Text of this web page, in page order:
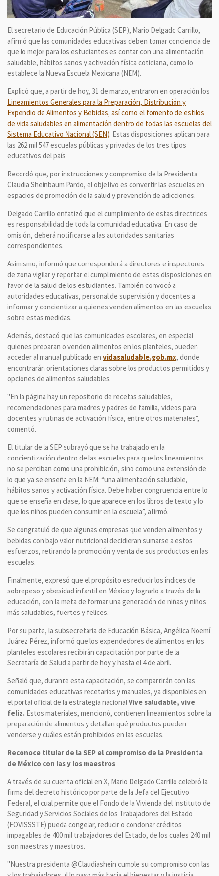
El secretario de Educación Pública (SEP), Mario Delgado Carrillo,
afirmó que las comunidades educativas deben tomar conciencia de
que lo mejor para los estudiantes es contar con una alimentación
saludable, hábitos sanos y activación física cotidiana, como lo
establece la Nueva Escuela Mexicana (NEM).
Explicó que, a partir de hoy, 31 de marzo, entraron en operación los
Lineamientos Generales para la Preparación, Distribución y
Expendio de Alimentos y Bebidas, así como el fomento de estilos
de vida saludables en alimentación dentro de todas las escuelas del
Sistema Educativo Nacional (SEN). Estas disposiciones aplican para
las 262 mil 547 escuelas públicas y privadas de los tres tipos
educativos del país.
Recordó que, por instrucciones y compromiso de la Presidenta
Claudia Sheinbaum Pardo, el objetivo es convertir las escuelas en
espacios de promoción de la salud y prevención de adicciones.
Delgado Carrillo enfatizó que el cumplimiento de estas directrices
es responsabilidad de toda la comunidad educativa. En caso de
omisión, deberá notificarse a las autoridades sanitarias
correspondientes.
Asimismo, informó que corresponderá a directores e inspectores
de zona vigilar y reportar el cumplimiento de estas disposiciones en
favor de la salud de los estudiantes. También convocó a
autoridades educativas, personal de supervisión y docentes a
informar y concientizar a quienes venden alimentos en las escuelas
sobre estas medidas.
Además, destacó que las comunidades escolares, en especial
quienes preparan o venden alimentos en los planteles, pueden
acceder al manual publicado en vidasaludable.gob.mx, donde
encontrarán orientaciones claras sobre los productos permitidos y
opciones de alimentos saludables.
"En la página hay un repositorio de recetas saludables,
recomendaciones para madres y padres de familia, videos para
docentes y rutinas de activación física, entre otros materiales",
comentó.
El titular de la SEP subrayó que se ha trabajado en la
concientización dentro de las escuelas para que los lineamientos
no se perciban como una prohibición, sino como una extensión de
lo que ya se enseña en la NEM: “una alimentación saludable,
hábitos sanos y activación física. Debe haber congruencia entre lo
que se enseña en clase, lo que aparece en los libros de texto y lo
que los niños pueden consumir en la escuela”, afirmó.
Se congratuló de que algunas empresas que venden alimentos y
bebidas con bajo valor nutricional decidieran sumarse a estos
esfuerzos, retirando la promoción y venta de sus productos en las
escuelas.
Finalmente, expresó que el propósito es reducir los índices de
sobrepeso y obesidad infantil en México y lograrlo a través de la
educación, con la meta de formar una generación de niñas y niños
más saludables, fuertes y felices.
Por su parte, la subsecretaria de Educación Básica, Angélica Noemí
Juárez Pérez, informó que los expendedores de alimentos en los
planteles escolares recibirán capacitación por parte de la
Secretaría de Salud a partir de hoy y hasta el 4 de abril.
Señaló que, durante esta capacitación, se compartirán con las
comunidades educativas recetarios y manuales, ya disponibles en
el portal oficial de la estrategia nacional Vive saludable, vive
feliz. Estos materiales, mencionó, contienen lineamientos sobre la
preparación de alimentos y detallan qué productos pueden
venderse y cuáles están prohibidos en las escuelas.
Reconoce titular de la SEP el compromiso de la Presidenta
de México con las y los maestros
A través de su cuenta oficial en X, Mario Delgado Carrillo celebró la
firma del decreto histórico por parte de la Jefa del Ejecutivo
Federal, el cual permite que el Fondo de la Vivienda del Instituto de
Seguridad y Servicios Sociales de los Trabajadores del Estado
(FOVISSSTE) pueda congelar, reducir o condonar créditos
impagables de 400 mil trabajadores del Estado, de los cuales 240 mil
son maestras y maestros.
"Nuestra presidenta @Claudiashein cumple su compromiso con las